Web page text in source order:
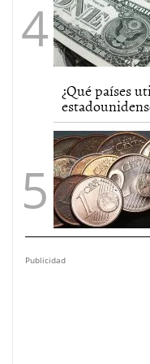
¿Qué países
Publicidad